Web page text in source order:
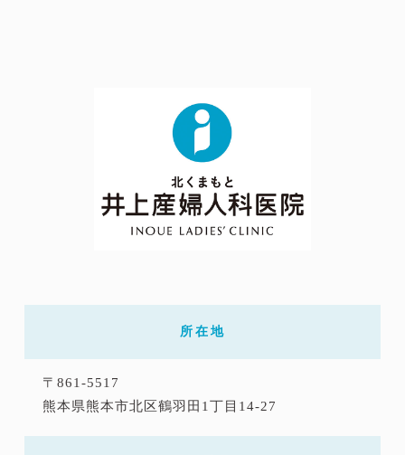
所在地
〒861-5517
熊本県熊本市北区鶴羽田1丁目14-27